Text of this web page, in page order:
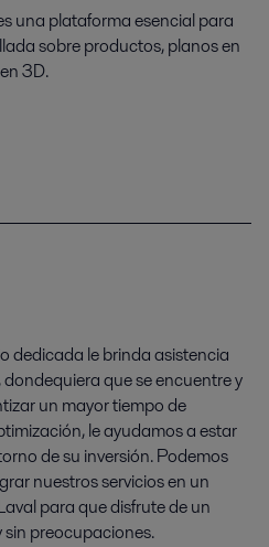
una plataforma esencial para
sobre productos, planos en
3D.
dedicada le brinda asistencia
que se encuentre y
un mayor tiempo de
le ayudamos a estar
de su inversión. Podemos
nuestros servicios en un
para que disfrute de un
preocupaciones.